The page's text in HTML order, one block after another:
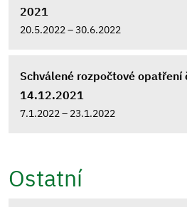
2021
20.5.2022 – 30.6.2022
Schválené rozpočtové opatření
14.12.2021
7.1.2022 – 23.1.2022
Ostatní